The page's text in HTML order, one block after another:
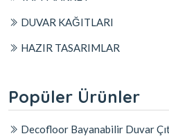
DUVAR KAĞITLARI
HAZIR TASARIMLAR
Popüler Ürünler
Decofloor Bayanabilir Duvar